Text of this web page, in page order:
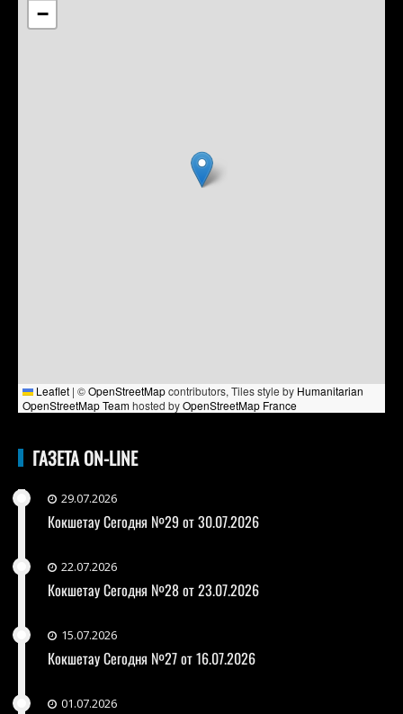
−
Leaflet | ©OpenStreetMapcontributors, Tiles style by Humanitarian
OpenStreetMap Teamhosted byOpenStreetMap France
ГАЗЕТА ON-LINE
29.07.2026
Кокшетау Сегодня №29 от 30.07.2026
22.07.2026
Кокшетау Сегодня №28 от 23.07.2026
15.07.2026
Кокшетау Сегодня №27 от 16.07.2026
01.07.2026